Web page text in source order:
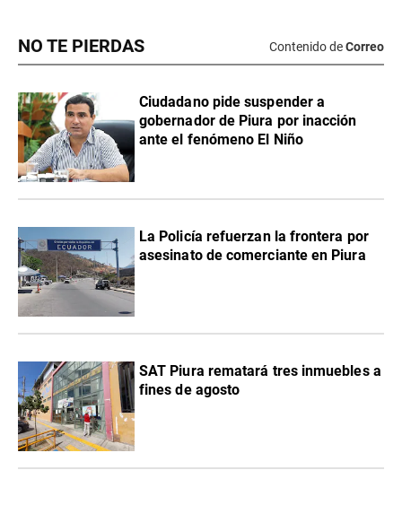
NO TE PIERDAS Contenido deCorreo
Ciudadano pide suspender a
gobernador de Piura por inacción
ante el fenómeno El Niño
La Policía refuerzan la frontera por
asesinato de comerciante en Piura
SAT Piura rematará tres inmuebles a
fines de agosto